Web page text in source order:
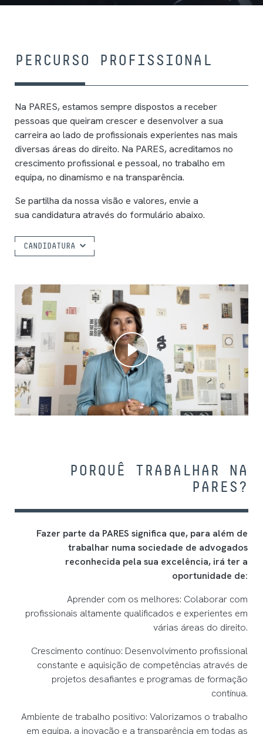
PERCURSO PROFISSIONAL
Na PARES, estamos sempre dispostos a receber
pessoas que queiram crescer e desenvolver a sua
carreira ao lado de profissionais experientes nas mais
diversas áreas do direito. Na PARES, acreditamos no
crescimento profissional e pessoal, no trabalho em
equipa, no dinamismo e na transparência.
Se partilha da nossa visão e valores, envie a
sua candidatura através do formulário abaixo.
CANDIDATURA
PORQUÊ TRABALHAR NA
PARES?
Fazer parte da PARES significa que, para além de
trabalhar numa sociedade de advogados
reconhecida pela sua excelência, irá ter a
oportunidade de:
Aprender com os melhores: Colaborar com
profissionais altamente qualificados e experientes em
várias áreas do direito.
Crescimento contínuo: Desenvolvimento profissional
constante e aquisição de competências através de
projetos desafiantes e programas de formação
contínua.
Ambiente de trabalho positivo: Valorizamos o trabalho
em equipa, a inovação e a transparência em todas as